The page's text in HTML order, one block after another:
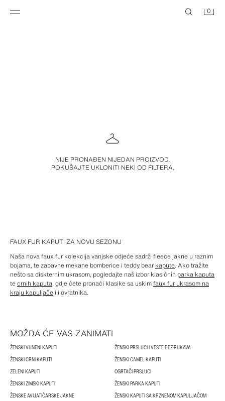
0
NIJE PRONAĐEN NIJEDAN PROIZVOD.
POKUŠAJTE UKLONITI NEKI OD FILTERA.
FAUX FUR KAPUTI ZA NOVU SEZONU
Naša nova faux fur kolekcija vanjske odjeće sadrži fleece jakne u raznim
bojama, te zabavne mekane bomberice i teddy bear kapute. Ako tražite
nešto sa diskternim ukrasom, pogledajte naš izbor klasičnih parka kaputa
tecrnih kaputa, gdje ćete pronaći klasike sa uskimfaux fur ukrasom na
kraju kapuljače ili ovratnika.
MOŽDA ĆE VAS ZANIMATI
ŽENSKI VUNENI KAPUTI
ŽENSKI PRSLUCI I VESTE BEZ RUKAVA
ŽENSKI CRNI KAPUTI
ŽENSKI CAMEL KAPUTI
ZELENI KAPUTI
OGRTAČI PRSLUCI
ŽENSKI ZIMSKI KAPUTI
ŽENSKI PARKA KAPUTI
ŽENSKE AVIJATIČARSKE JAKNE
ŽENSKI KAPUTI SA KRZNENOM KAPULJAČOM